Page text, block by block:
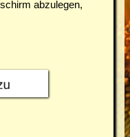
abzulegen,